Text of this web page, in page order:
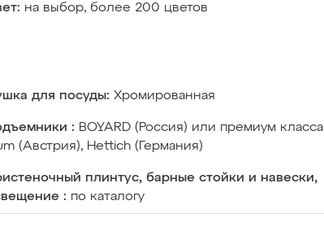
на выбор, более 200 цветов
для посуды: Хромированная
: BOYARD (Россия) или премиум класса
(Австрия), Hettich (Германия)
плинтус, барные стойки и навески,
: по каталогу